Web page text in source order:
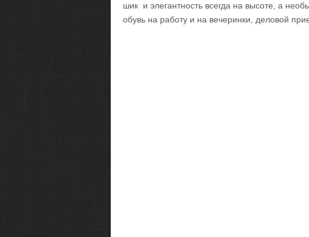
шик и элегантность всегда на высоте, а
обувь на работу и на вечеринки, деловой